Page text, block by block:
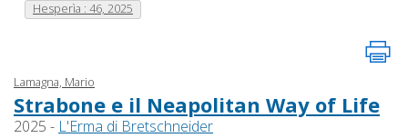
Hesperìa : 46, 2025
Lamagna, Mario
Strabone e il Neapolitan Way of Life
2025 - L'Erma di Bretschneider